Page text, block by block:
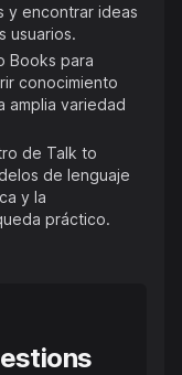
y encontrar ideas
usuarios.
Books para
conocimiento
amplia variedad
de Talk to
de lenguaje
y la
práctico.